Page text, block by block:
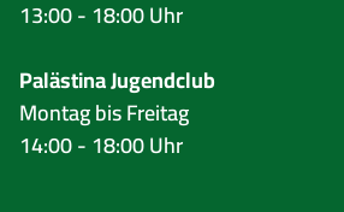
13:00 - 18:00 Uhr
Palästina Jugendclub
Montag bis Freitag
14:00 - 18:00 Uhr